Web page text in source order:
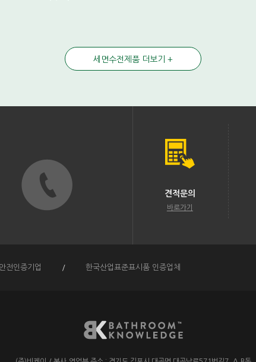
세면수전제품 더보기 +
견적문의
바로가기
전인증기업 / 한국산업표준표시품 인증업체